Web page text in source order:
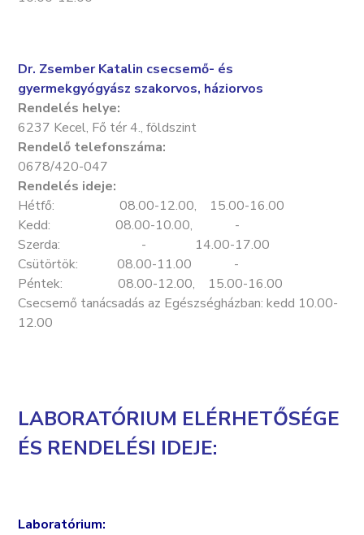
Dr. Zsember Katalin csecsemő- és
gyermekgyógyász szakorvos, háziorvos
Rendelés helye:
6237 Kecel, Fő tér 4., földszint
Rendelő telefonszáma:
0678/420-047
Rendelés ideje:
Hétfő: 08.00-12.00, 15.00-16.00
Kedd: 08.00-10.00, -
Szerda: - 14.00-17.00
Csütörtök: 08.00-11.00 -
Péntek: 08.00-12.00, 15.00-16.00
Csecsemő tanácsadás az Egészségházban: kedd 10.00-
12.00
LABORATÓRIUM ELÉRHETŐSÉGE
ÉS RENDELÉSI IDEJE:
Laboratórium: